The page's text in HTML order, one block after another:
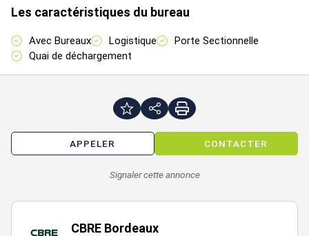
Étage Type Surfaces Dispo
RDC Entrepôts 2500 Immédiate
RDC Activités 2020 Immédiate
HT/m²/an
746 Immédiate
Les caractéristiques du bureau
Avec Bureaux Logistique
Porte Sectionnelle
Quai de déchargement
APPELER CONTACTER
Signaler cette annonce
CBRE Bordeaux